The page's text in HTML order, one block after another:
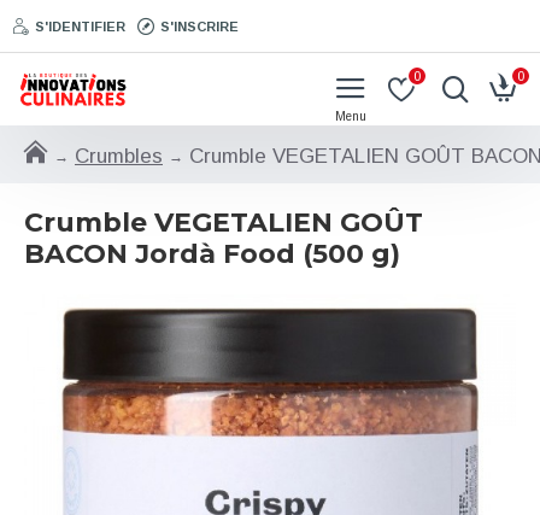
S'IDENTIFIER S'INSCRIRE
0 0
Crumbles Crumble VEGETALIEN GOÛT
Crumble VEGETALIEN GOÛT
BACON Jordà Food (500 g)